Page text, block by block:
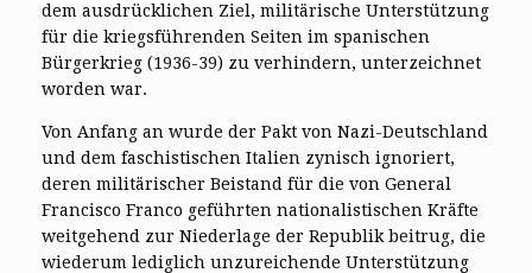
dem ausdrücklichen Ziel, militärische Unterstützung
für die kriegsführenden Seiten im spanischen
Bürgerkrieg (1936-39) zu verhindern, unterzeichnet
worden war.
Von Anfang an wurde der Pakt von Nazi-Deutschland
und dem faschistischen Italien zynisch ignoriert,
deren militärischer Beistand für die von General
Francisco Franco geführten nationalistischen Kräfte
weitgehend zur Niederlage der Republik beitrug, die
wiederum lediglich unzureichende Unterstützung